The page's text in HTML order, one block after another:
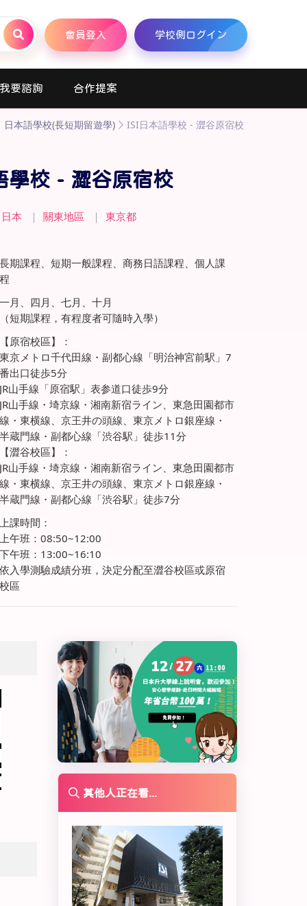
會員登入 学校側ログイン
我要諮詢 合作提案
日本語學校(長短期留遊學) ISI日本語學校 - 澀谷原宿校
學校 - 澀谷原宿校
日本 ｜ 關東地區 ｜
東京都
長期課程、短期一般課程、商務日語課程、個人課
程
一月、四月、七月、十月
（短期課程，有程度者可隨時入學）
【原宿校區】：
東京メトロ千代田線・副都心線「明治神宮前駅」7
番出口徒歩5分
JR山手線「原宿駅」表参道口徒歩9分
JR山手線・埼京線・湘南新宿ライン、東急田園都市
線・東横線、京王井の頭線、東京メトロ銀座線・
半蔵門線・副都心線「渋谷駅」徒歩11分
【澀谷校區】：
JR山手線・埼京線・湘南新宿ライン、東急田園都市
線・東横線、京王井の頭線、東京メトロ銀座線・
半蔵門線・副都心線「渋谷駅」徒歩7分
上課時間：
上午班：08:50~12:00
下午班：13:00~16:10
依入學測驗成績分班，決定分配至澀谷校區或原宿
校區
其他人正在看...